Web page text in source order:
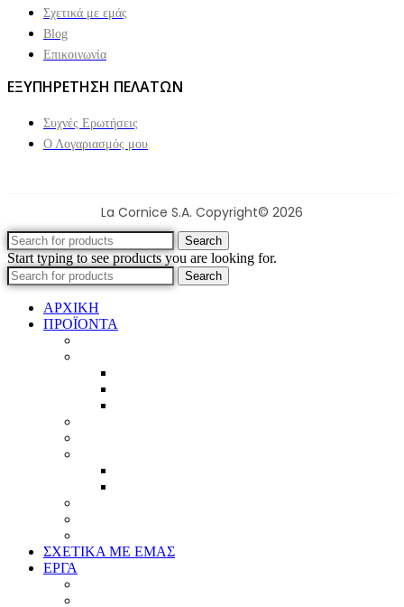
Σχετικά με εμάς
Blog
Επικοινωνία
ΕΞΥΠΗΡΕΤΗΣΗ ΠΕΛΑΤΩΝ
Συχνές Ερωτήσεις
Ο Λογαριασμός μου
La Cornice S.A. Copyright© 2026
Search
Start typing to see products you are looking for.
Search
ΑΡΧΙΚΗ
ΠΡΟΪΟΝΤΑ
ΣΧΕΤΙΚΑ ΜΕ ΕΜΑΣ
ΕΡΓΑ